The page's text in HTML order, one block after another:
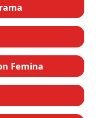
Femina